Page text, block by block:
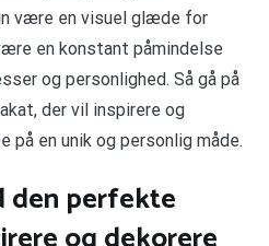
være en visuel glæde for
en konstant påmindelse
og personlighed. Så gå på
der vil inspirere og
en unik og personlig måde.
den perfekte